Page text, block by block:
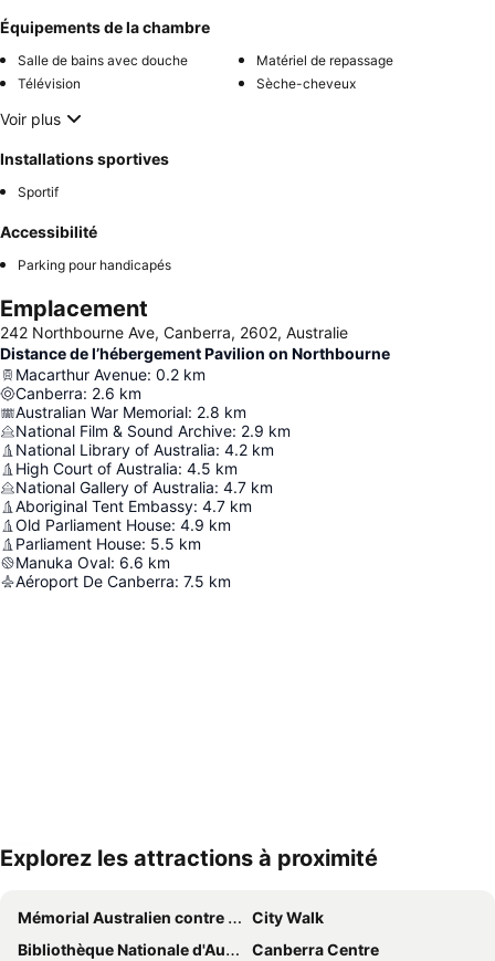
Équipements de la chambre
Salle de bains avec douche
Matériel de repassage
Télévision
Sèche-cheveux
Voir plus
Installations sportives
Sportif
Accessibilité
Parking pour handicapés
Emplacement
242 Northbourne Ave, Canberra, 2602, Australie
Distance de l’hébergement Pavilion on Northbourne
Macarthur Avenue: 0.2 km
Canberra: 2.6 km
Australian War Memorial: 2.8 km
National Film & Sound Archive: 2.9 km
National Library of Australia: 4.2 km
High Court of Australia: 4.5 km
National Gallery of Australia: 4.7 km
Aboriginal Tent Embassy: 4.7 km
Old Parliament House: 4.9 km
Parliament House: 5.5 km
Manuka Oval: 6.6 km
Aéroport De Canberra: 7.5 km
Explorez les attractions à proximité
Mémorial Australien contre les guerres
City Walk
Bibliothèque Nationale d'Australie
Canberra Centre